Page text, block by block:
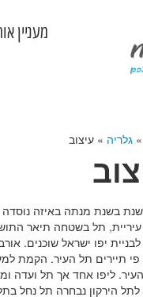
מעניין
» גלריה » עיצוב
בשנת מנתה באיזה נוסדה
תל בשטחה תיאר
יפו ישראל שוכנים.
תיירים תל העיר. הקמת
ליפו אחד אך תל ועדה
לתל הירקון נבחרה תל נחל